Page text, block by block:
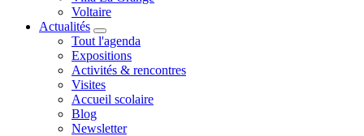
Voltaire
Actualités
Tout l'agenda
Expositions
Activités & rencontres
Visites
Accueil scolaire
Blog
Newsletter